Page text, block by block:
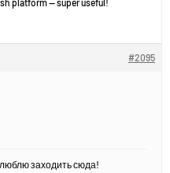
platform — super useful!
#2095
заходить сюда!